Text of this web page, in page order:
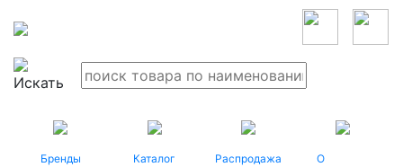
Бренды Каталог Распродажа
О